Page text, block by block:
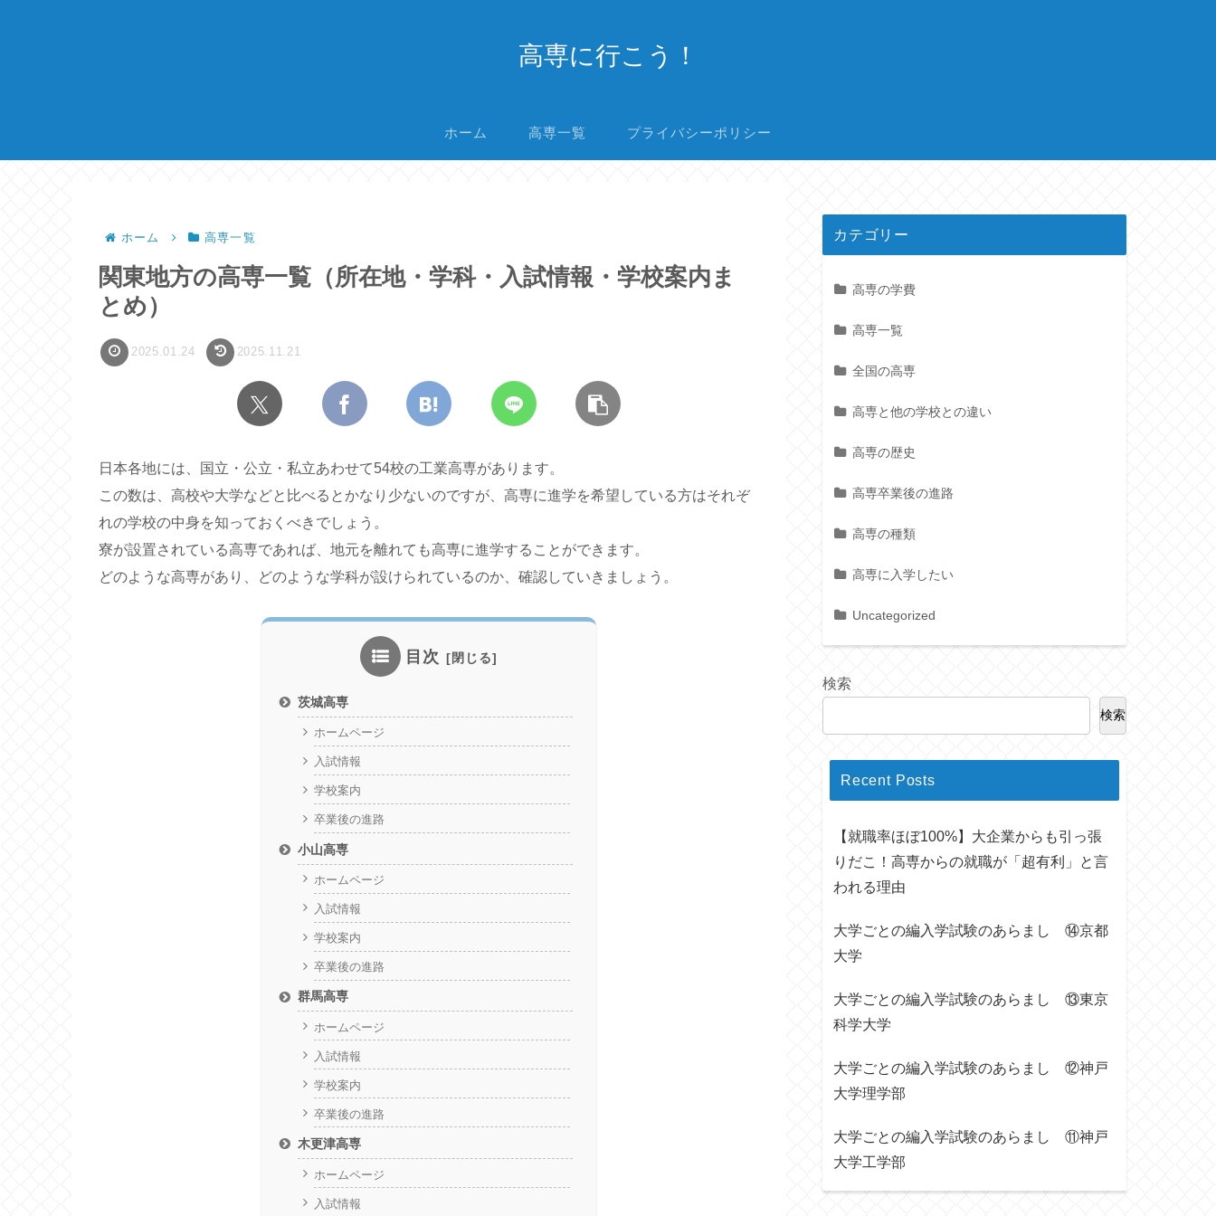
高専に行こう！
ホーム 高専一覧 プライバシーポリシー
ホーム 高専一覧
関東地方の高専一覧（所在地・学科・入試情報・学校案内ま
とめ）
2025.01.24 2025.11.21
日本各地には、国立・公立・私立あわせて54校の工業高専があります。
この数は、高校や大学などと比べるとかなり少ないのですが、高専に進学を希望している方はそれぞ
れの学校の中身を知っておくべきでしょう。
寮が設置されている高専であれば、地元を離れても高専に進学することができます。
どのような高専があり、どのような学科が設けられているのか、確認していきましょう。
目次
茨城高専
ホームページ
入試情報
学校案内
卒業後の進路
小山高専
ホームページ
入試情報
学校案内
卒業後の進路
群馬高専
ホームページ
入試情報
学校案内
卒業後の進路
木更津高専
ホームページ
入試情報
カテゴリー
高専の学費
高専一覧
全国の高専
高専と他の学校との違い
高専の歴史
高専卒業後の進路
高専の種類
高専に入学したい
Uncategorized
検索
検索
Recent Posts
【就職率ほぼ100%】大企業からも引っ張
りだこ！高専からの就職が「超有利」と言
われる理由
大学ごとの編入学試験のあらまし ⑭京都
大学
大学ごとの編入学試験のあらまし ⑬東京
科学大学
大学ごとの編入学試験のあらまし ⑫神戸
大学理学部
大学ごとの編入学試験のあらまし ⑪神戸
大学工学部